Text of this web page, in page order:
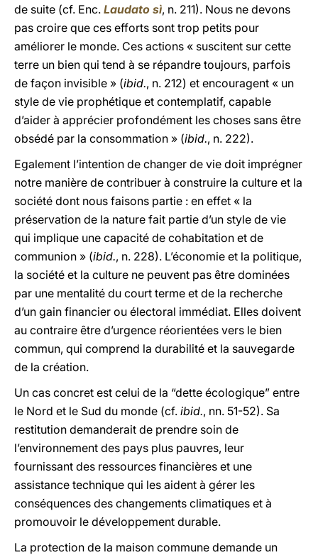
de suite (cf. Enc. Laudato sì, n. 211). Nous ne devons
pas croire que ces efforts sont trop petits pour
améliorer le monde. Ces actions « suscitent sur cette
terre un bien qui tend à se répandre toujours, parfois
de façon invisible » (ibid., n. 212) et encouragent « un
style de vie prophétique et contemplatif, capable
d’aider à apprécier profondément les choses sans être
obsédé par la consommation » (ibid., n. 222).
Egalement l’intention de changer de vie doit imprégner
notre manière de contribuer à construire la culture et la
société dont nous faisons partie : en effet « la
préservation de la nature fait partie d’un style de vie
qui implique une capacité de cohabitation et de
communion » (ibid., n. 228). L’économie et la politique,
la société et la culture ne peuvent pas être dominées
par une mentalité du court terme et de la recherche
d’un gain financier ou électoral immédiat. Elles doivent
au contraire être d’urgence réorientées vers le bien
commun, qui comprend la durabilité et la sauvegarde
de la création.
Un cas concret est celui de la “dette écologique” entre
le Nord et le Sud du monde (cf. ibid., nn. 51-52). Sa
restitution demanderait de prendre soin de
l’environnement des pays plus pauvres, leur
fournissant des ressources financières et une
assistance technique qui les aident à gérer les
conséquences des changements climatiques et à
promouvoir le développement durable.
La protection de la maison commune demande un